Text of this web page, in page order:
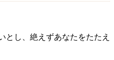
とし、絶えずあなたをたたえ